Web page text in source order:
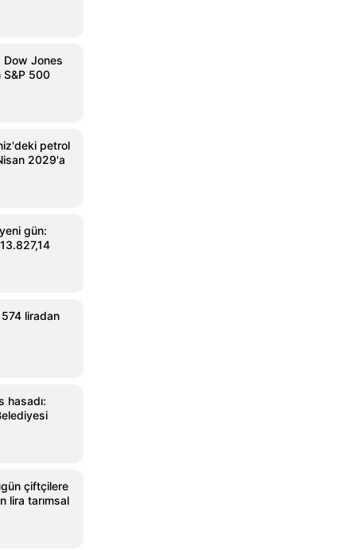
Dow Jones
S&P 500
petrol
2029'a
gün:
574 liradan
hasadı:
çiftçilere
lira tarımsal